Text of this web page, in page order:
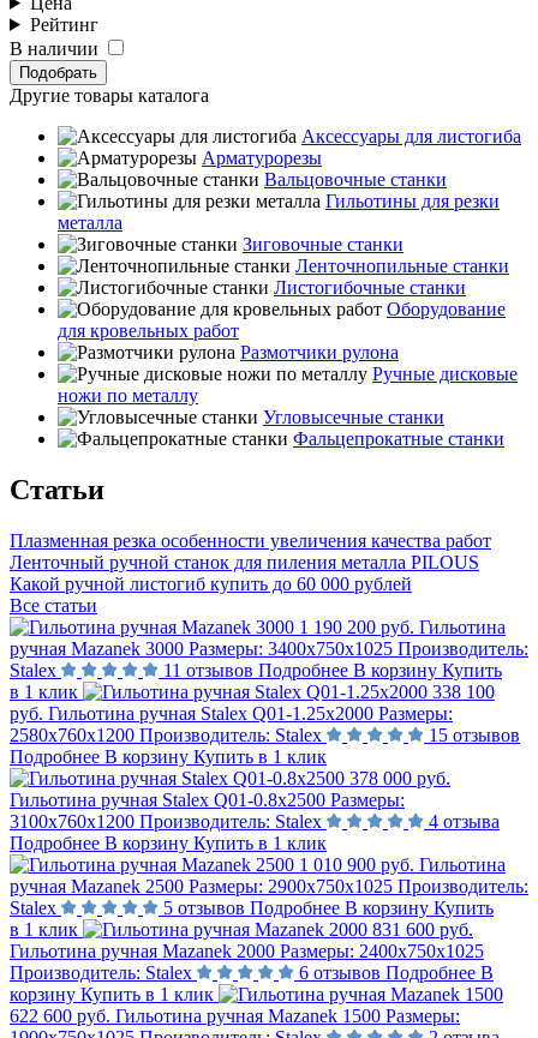
Рейтинг
В наличии
Подобрать
Другие товары каталога
Аксессуары для листогиба
Арматурорезы
Вальцовочные станки
Гильотины для резки
металла
Зиговочные станки
Ленточнопильные станки
Листогибочные станки
Оборудование
для кровельных работ
Размотчики рулона
Ручные дисковые
ножи по металлу
Угловысечные станки
Фальцепрокатные станки
Статьи
Плазменная резка особенности увеличения качества работ
Ленточный ручной станок для пиления металла PILOUS
Какой ручной листогиб купить до 60 000 рублей
Все статьи
1 190 200 руб. Гильотина
ручная Mazanek 3000 Размеры: 3400х750х1025 Производитель:
Stalex
11 отзывов Подробнее В корзину Купить
в 1 клик
338 100
руб. Гильотина ручная Stalex Q01-1.25x2000 Размеры:
2580х760х1200 Производитель: Stalex
15 отзывов
Подробнее В корзину Купить в 1 клик
378 000 руб.
Гильотина ручная Stalex Q01-0.8x2500 Размеры:
3100х760х1200 Производитель: Stalex
4 отзыва
Подробнее В корзину Купить в 1 клик
1 010 900 руб. Гильотина
ручная Mazanek 2500 Размеры: 2900х750х1025 Производитель:
Stalex
5 отзывов Подробнее В корзину Купить
в 1 клик
831 600 руб.
Гильотина ручная Mazanek 2000 Размеры: 2400х750х1025
Производитель: Stalex 6 отзывов Подробнее В
корзину Купить в 1 клик
622 600 руб. Гильотина ручная Mazanek 1500 Размеры: